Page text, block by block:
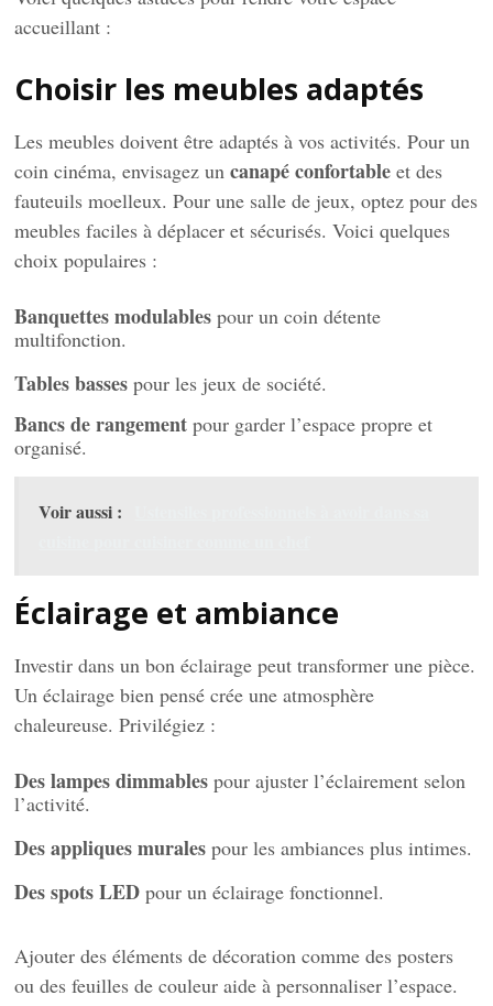
accueillant :
Choisir les meubles adaptés
Les meubles doivent être adaptés à vos activités. Pour un
coin cinéma, envisagez uncanapé confortable et des
fauteuils moelleux. Pour une salle de jeux, optez pour des
meubles faciles à déplacer et sécurisés. Voici quelques
choix populaires :
Banquettes modulables pour un coin détente
multifonction.
Tables basses pour les jeux de société.
Bancs de rangement pour garder l’espace propre et
organisé.
Voir aussi :
Éclairage et ambiance
Investir dans un bon éclairage peut transformer une pièce.
Un éclairage bien pensé crée une atmosphère
chaleureuse. Privilégiez :
Des lampes dimmables pour ajuster l’éclairement selon
l’activité.
Des appliques murales pour les ambiances plus intimes.
Des spots LED pour un éclairage fonctionnel.
Ajouter des éléments de décoration comme des posters
ou des feuilles de couleur aide à personnaliser l’espace.